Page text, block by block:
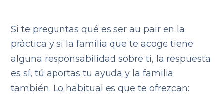
Si te preguntas qué es ser au pair en la
práctica y si la familia que te acoge tiene
alguna responsabilidad sobre ti, la respuesta
es sí, tú aportas tu ayuda y la familia
también. Lo habitual es que te ofrezcan: